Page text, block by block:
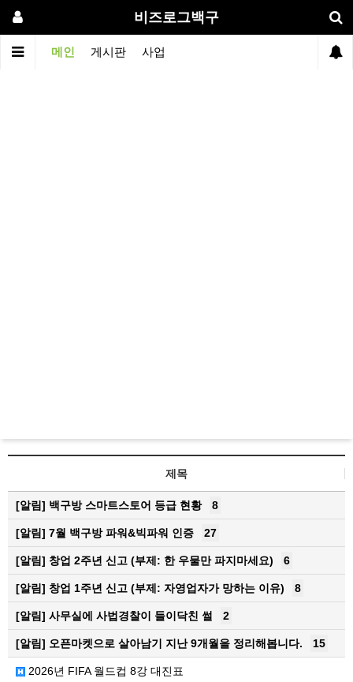
비즈로그백구
메인 게시판 사업
제목
[알림] 백구방 스마트스토어 등급 현황 8
[알림] 7월 백구방 파워&빅파워 인증 27
[알림] 창업 2주년 신고 (부제: 한 우물만 파지마세요) 6
[알림] 창업 1주년 신고 (부제: 자영업자가 망하는 이유) 8
[알림] 사무실에 사법경찰이 들이닥친 썰 2
[알림] 오픈마켓으로 살아남기 지난 9개월을 정리해봅니다. 15
2026년 FIFA 월드컵 8강 대진표